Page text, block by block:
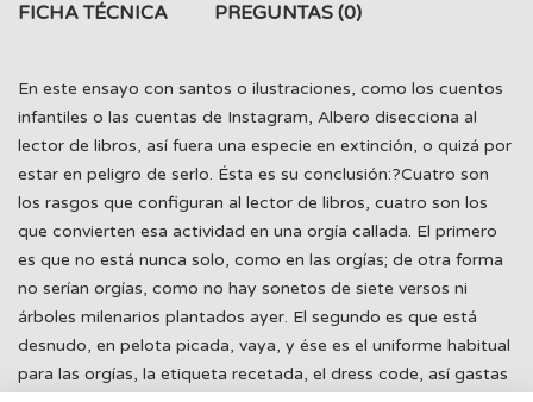
FICHA TÉCNICA PREGUNTAS (0)
En este ensayo con santos o ilustraciones, como los cuentos
infantiles o las cuentas de Instagram, Albero disecciona al
lector de libros, así fuera una especie en extinción, o quizá por
estar en peligro de serlo. Ésta es su conclusión:?Cuatro son
los rasgos que configuran al lector de libros, cuatro son los
que convierten esa actividad en una orgía callada. El primero
es que no está nunca solo, como en las orgías; de otra forma
no serían orgías, como no hay sonetos de siete versos ni
árboles milenarios plantados ayer. El segundo es que está
desnudo, en pelota picada, vaya, y ése es el uniforme habitual
para las orgías, la etiqueta recetada, el dress code, así gastas